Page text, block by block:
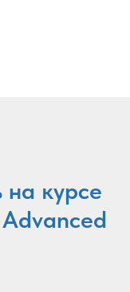
на курсе